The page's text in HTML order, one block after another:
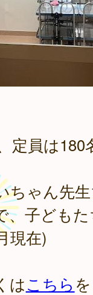
定員は180
ちゃん先
、子ども
現在)
はこちら